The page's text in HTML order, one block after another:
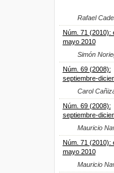
Rafael
Núm. 71 (2010):
mayo 2010
Simón
Núm. 69 (2008):
septiembre-
Carol
Núm. 69 (2008):
septiembre-
Mauricio
Núm. 71 (2010):
mayo 2010
Mauricio